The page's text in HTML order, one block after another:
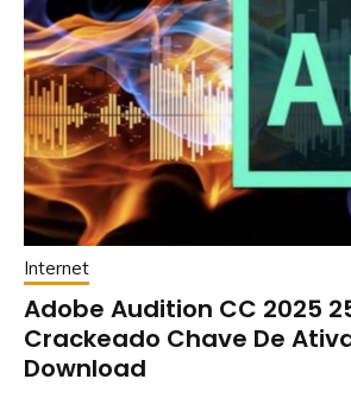
Internet
Adobe Audition CC 2025
Crackeado Chave De
Download